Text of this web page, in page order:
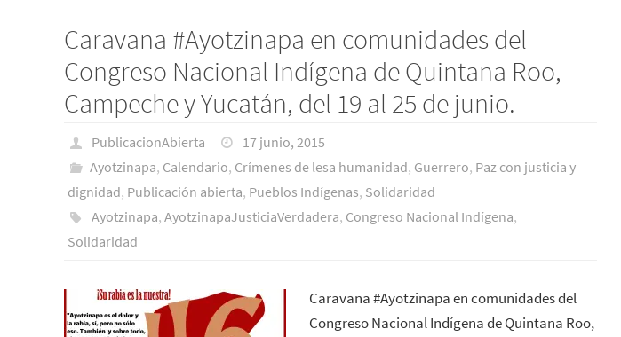
Caravana #Ayotzinapa en comunidades del
Congreso Nacional Indígena de Quintana Roo,
Campeche y Yucatán, del 19 al 25 de junio.
PublicacionAbierta
17 junio, 2015
Ayotzinapa, Calendario, Crímenes de lesa humanidad, Guerrero, Paz con justicia y
dignidad, Publicación abierta, Pueblos Indí­genas, Solidaridad
Ayotzinapa, AyotzinapaJusticiaVerdadera, Congreso Nacional Indígena,
Solidaridad
Caravana #Ayotzinapa en comunidades del
Congreso Nacional Indígena de Quintana Roo,